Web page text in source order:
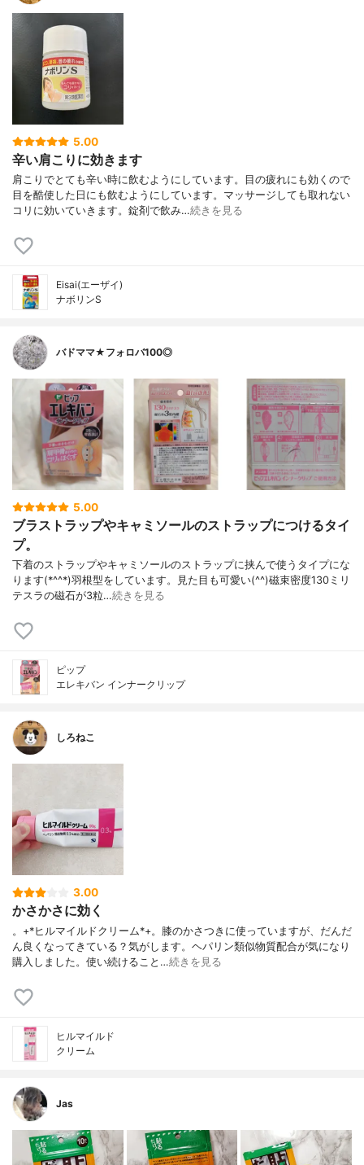
5.00
辛い肩こりに効きます
肩こりでとても辛い時に飲むようにしています。目の疲れにも効くので
目を酷使した日にも飲むようにしています。マッサージしても取れない
コリに効いていきます。錠剤で飲み…続きを見る
Eisai(エーザイ)
ナボリンS
バドママ★フォロバ100◎
5.00
ブラストラップやキャミソールのストラップにつけるタイ
プ。
下着のストラップやキャミソールのストラップに挟んで使うタイプにな
ります(*^^*)羽根型をしています。見た目も可愛い(^^)磁束密度130ミリ
テスラの磁石が3粒…続きを見る
ピップ
エレキバン インナークリップ
しろねこ
3.00
かさかさに効く
。+*ヒルマイルドクリーム*+。膝のかさつきに使っていますが、だんだ
ん良くなってきている？気がします。ヘパリン類似物質配合が気になり
購入しました。使い続けること…続きを見る
ヒルマイルド
クリーム
Jas